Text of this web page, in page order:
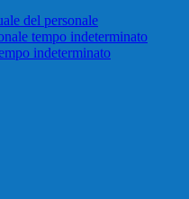
del personale
tempo indeterminato
indeterminato